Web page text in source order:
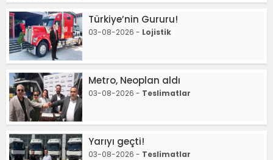
Türkiye’nin Gururu!
03-08-2026 - Lojistik
Metro, Neoplan aldı
03-08-2026 - Teslimatlar
Yarıyı geçti!
03-08-2026 - Teslimatlar